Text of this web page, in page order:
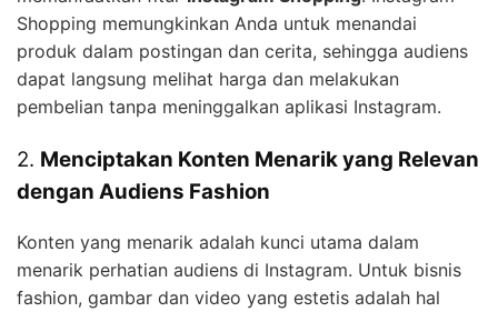
Shopping memungkinkan Anda untuk menandai
produk dalam postingan dan cerita, sehingga audiens
dapat langsung melihat harga dan melakukan
pembelian tanpa meninggalkan aplikasi Instagram.
2. Menciptakan Konten Menarik yang Relevan
dengan Audiens Fashion
Konten yang menarik adalah kunci utama dalam
menarik perhatian audiens di Instagram. Untuk bisnis
fashion, gambar dan video yang estetis adalah hal